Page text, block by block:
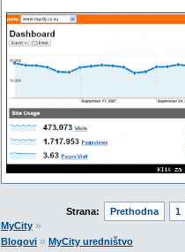
Strana: Prethodna 1
MyCity »
Blogovi » MyCity uredništvo